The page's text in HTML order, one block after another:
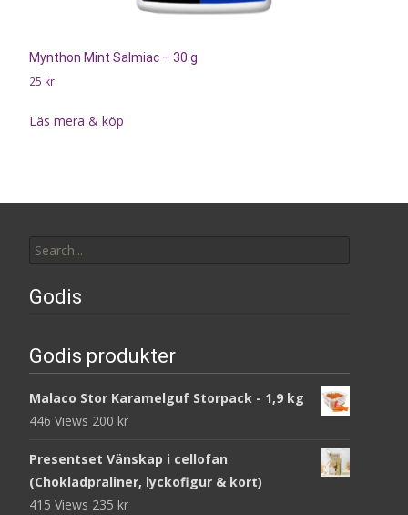
Mynthon Mint Salmiac – 30 g
25 kr
Läs mera & köp
for:
Godis
Godis produkter
Malaco Stor Karamelguf Storpack - 1,9 kg
446 Views 200 kr
Presentset Vänskap i cellofan
(Chokladpraliner, lyckofigur & kort)
415 Views 235 kr